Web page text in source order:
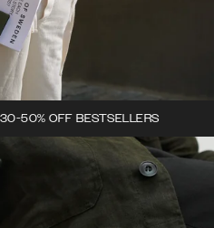
50% OFF BESTSELLERS